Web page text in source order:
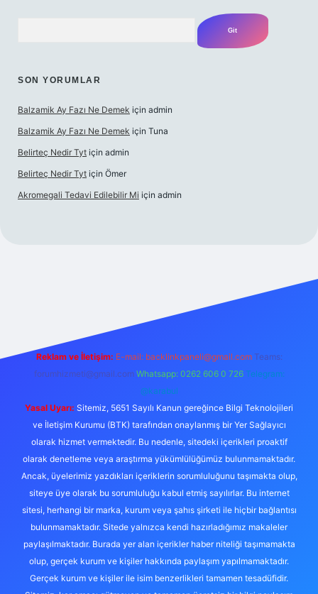
SON YORUMLAR
Balzamik Ay Fazı Ne Demek için admin
Balzamik Ay Fazı Ne Demek için Tuna
Belirteç Nedir Tyt için admin
Belirteç Nedir Tyt için Ömer
Akromegali Tedavi Edilebilir Mi için admin
Reklam ve İletişim: E-mail: backlinkpaneli@gmail.com Teams:
forumhizmeti@gmail.com Whatsapp: 0262 606 0 726 Telegram:
@karabul
Yasal Uyarı: Sitemiz, 5651 Sayılı Kanun gereğince Bilgi Teknolojileri
ve İletişim Kurumu (BTK) tarafından onaylanmış bir Yer Sağlayıcı
olarak hizmet vermektedir. Bu nedenle, sitedeki içerikleri proaktif
olarak denetleme veya araştırma yükümlülüğümüz bulunmamaktadır.
Ancak, üyelerimiz yazdıkları içeriklerin sorumluluğunu taşımakta olup,
siteye üye olarak bu sorumluluğu kabul etmiş sayılırlar. Bu internet
sitesi, herhangi bir marka, kurum veya şahıs şirketi ile hiçbir bağlantısı
bulunmamaktadır. Sitede yalnızca kendi hazırladığımız makaleler
paylaşılmaktadır. Burada yer alan içerikler haber niteliği taşımamakta
olup, gerçek kurum ve kişiler hakkında paylaşım yapılmamaktadır.
Gerçek kurum ve kişiler ile isim benzerlikleri tamamen tesadüfidir.